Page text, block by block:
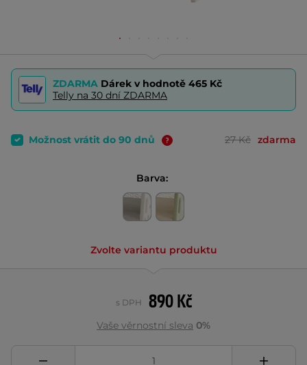
ZDARMA Dárek v hodnotě 465 Kč
Telly na 30 dní ZDARMA
Možnost vrátit do 90 dnů 27 Kč zdarma
Barva:
Zvolte variantu produktu
890 Kč
s DPH
Vaše věrnostní sleva 0%